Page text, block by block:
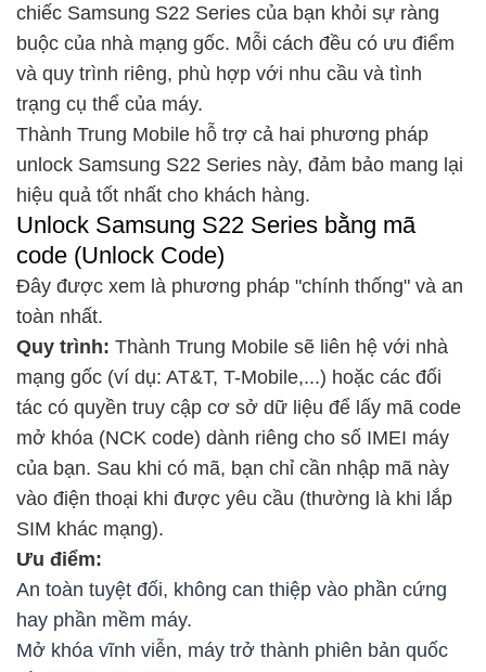
chiếc Samsung S22 Series của bạn khỏi sự ràng
buộc của nhà mạng gốc. Mỗi cách đều có ưu điểm
và quy trình riêng, phù hợp với nhu cầu và tình
trạng cụ thể của máy.
Thành Trung Mobile hỗ trợ cả hai phương pháp
unlock Samsung S22 Series này, đảm bảo mang lại
hiệu quả tốt nhất cho khách hàng.
Unlock Samsung S22 Series bằng mã
code (Unlock Code)
Đây được xem là phương pháp "chính thống" và an
toàn nhất.
Quy trình: Thành Trung Mobile sẽ liên hệ với nhà
mạng gốc (ví dụ: AT&T, T-Mobile,...) hoặc các đối
tác có quyền truy cập cơ sở dữ liệu để lấy mã code
mở khóa (NCK code) dành riêng cho số IMEI máy
của bạn. Sau khi có mã, bạn chỉ cần nhập mã này
vào điện thoại khi được yêu cầu (thường là khi lắp
SIM khác mạng).
Ưu điểm:
An toàn tuyệt đối, không can thiệp vào phần cứng
hay phần mềm máy.
Mở khóa vĩnh viễn, máy trở thành phiên bản quốc